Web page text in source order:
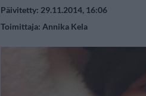
Päivitetty: 29.11.2014, 16:06
Toimittaja: Annika Kela